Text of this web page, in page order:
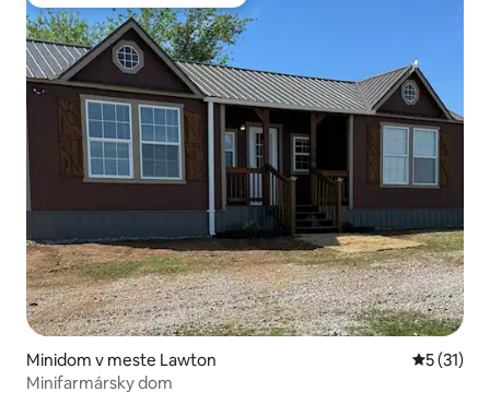
Minidom v meste Lawton
5 (31)
Minifarmársky dom